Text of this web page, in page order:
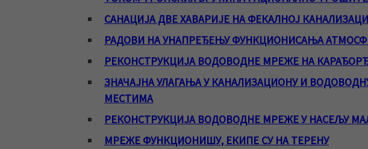
САНАЦИЈА ДВЕ ХАВАРИЈЕ НА ФЕКАЛНОЈ
РАДОВИ НА УНАПРЕЂЕЊУ ФУНКЦИОНИСАЊА
РЕКОНСТРУКЦИЈА ВОДОВОДНЕ МРЕЖЕ НА
ЗНАЧАЈНА УЛАГАЊА У КАНАЛИЗАЦИОНУ И
МЕСТИМА
РЕКОНСТРУКЦИЈА ВОДОВОДНЕ МРЕЖЕ У НАСЕЉУ
МРЕЖЕ ФУНКЦИОНИШУ, ЕКИПЕ СУ НА ТЕРЕНУ